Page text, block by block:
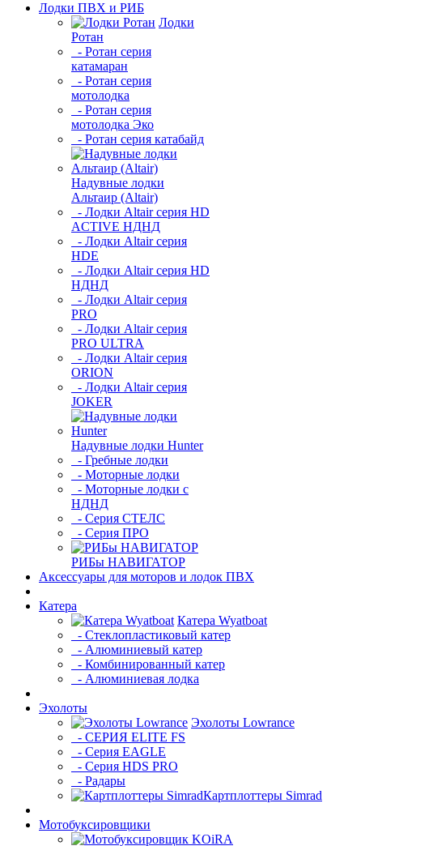
Лодки ПВХ и РИБ
Лодки
Ротан
- Ротан серия
катамаран
- Ротан серия
мотолодка
- Ротан серия
мотолодка Эко
- Ротан серия катабайд
Надувные лодки
Альтаир (Altair)
- Лодки Altair серия HD
ACTIVE НДНД
- Лодки Altair серия
HDE
- Лодки Altair серия HD
НДНД
- Лодки Altair серия
PRO
- Лодки Altair серия
PRO ULTRA
- Лодки Altair серия
ORION
- Лодки Altair серия
JOKER
Надувные лодки Hunter
- Гребные лодки
- Моторные лодки
- Моторные лодки с
НДНД
- Серия СТЕЛС
- Серия ПРО
РИБы НАВИГАТОР
Аксессуары для моторов и лодок ПВХ
Катера
Катера Wyatboat
- Cтеклопластиковый катер
- Алюминиевый катер
- Комбинированный катер
- Алюминиевая лодка
Эхолоты
Эхолоты Lowrance
- СЕРИЯ ELITE FS
- Серия EAGLE
- Серия HDS PRO
- Радары
Картплоттеры Simrad
Мотобуксировщики